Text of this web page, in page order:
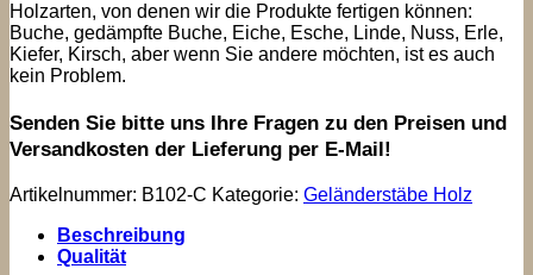
Holzarten, von denen wir die Produkte fertigen können:
Buche, gedämpfte Buche, Eiche, Esche, Linde, Nuss, Erle,
Kiefer, Kirsch, aber wenn Sie andere möchten, ist es auch
kein Problem.
Senden Sie bitte uns Ihre Fragen zu den Preisen und
Versandkosten der Lieferung per E-Mail!
Artikelnummer: B102-C Kategorie: Geländerstäbe Holz
Beschreibung
Qualität